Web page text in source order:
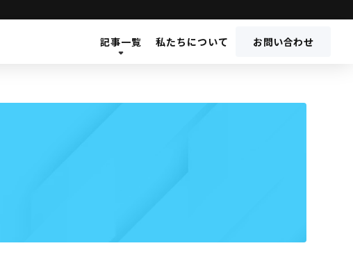
記事一覧 私たちについて お問い合わせ